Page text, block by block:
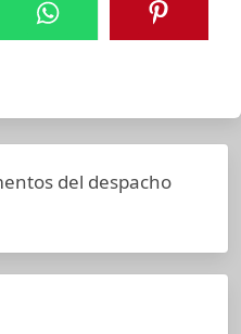
del despacho